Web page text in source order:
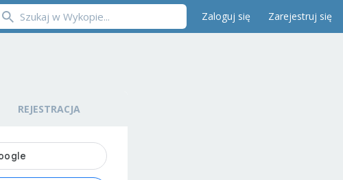
Zaloguj się Zarejestruj się
REJESTRACJA